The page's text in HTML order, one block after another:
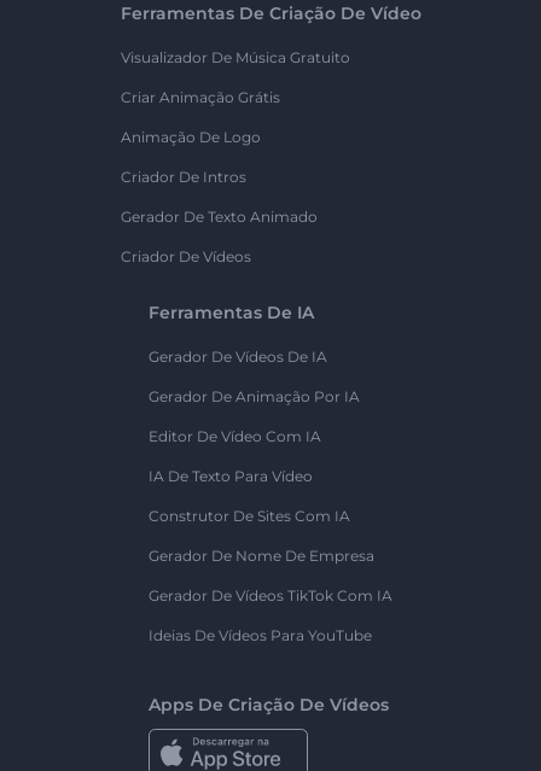
Ferramentas De Criação De Vídeo
Visualizador De Música Gratuito
Criar Animação Grátis
Animação De Logo
Criador De Intros
Gerador De Texto Animado
Criador De Vídeos
Ferramentas De IA
Gerador De Vídeos De IA
Gerador De Animação Por IA
Editor De Vídeo Com IA
IA De Texto Para Vídeo
Construtor De Sites Com IA
Gerador De Nome De Empresa
Gerador De Vídeos TikTok Com IA
Ideias De Vídeos Para YouTube
Apps De Criação De Vídeos